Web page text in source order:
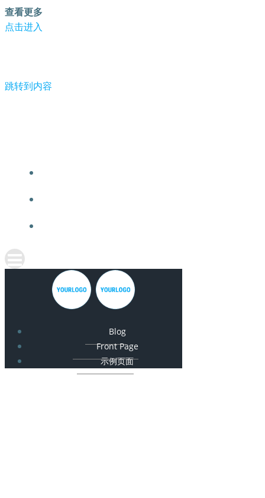
查看更多
点击进入
跳转到内容
Blog
Front Page
示例页面